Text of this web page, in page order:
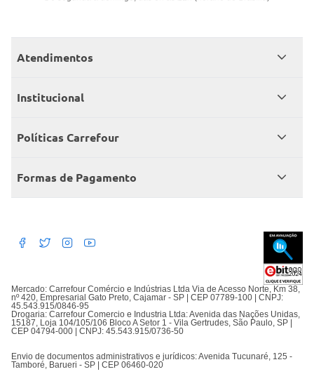
Atendimentos
Meus pedidos
Consumidor.gov
Institucional
Grupo Carrefour Brasil
Produtos Carrefour
Políticas Carrefour
Políticas de entregas
Políticas de trocas e devoluções
Formas de Pagamento
Débito Bancário
Mercado: Carrefour Comércio e Indústrias Ltda Via de Acesso Norte, Km 38,
nº 420, Empresarial Gato Preto, Cajamar - SP | CEP 07789-100 | CNPJ:
45.543.915/0846-95
Drogaria: Carrefour Comercio e Industria Ltda: Avenida das Nações Unidas,
15187, Loja 104/105/106 Bloco A Setor 1 - Vila Gertrudes, São Paulo, SP |
CEP 04794-000 | CNPJ: 45.543.915/0736-50
Envio de documentos administrativos e jurídicos: Avenida Tucunaré, 125 -
Tamboré, Barueri - SP | CEP 06460-020